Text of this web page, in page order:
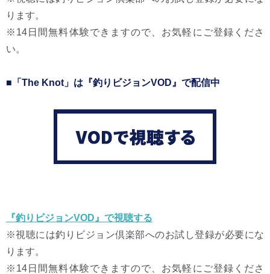
ります。
※14日間無料体験できますので、お気軽にご登録くださ
い。
■「The Knot」は『釣りビジョンVOD』で配信中
『釣りビジョンVOD』で視聴する
※視聴には釣りビジョン倶楽部へのお試し登録が必要にな
ります。
※14日間無料体験できますので、お気軽にご登録くださ